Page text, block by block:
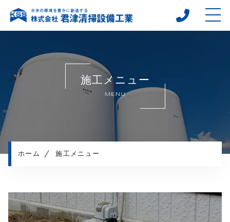
当社について
キャンペーン
施工メニュー
コンテンツ
採用情報
施工メニュー
MENU
ホーム 施工メニュー